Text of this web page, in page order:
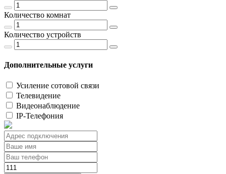
Количество комнат
Количество устройств
Дополнительные услуги
Усиление сотовой связи
Телевидение
Видеонаблюдение
IP-Телефония